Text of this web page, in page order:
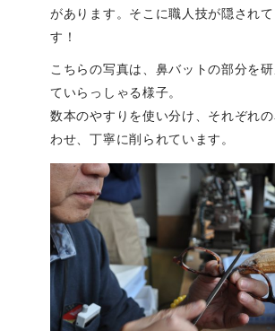
があります。そこに職人技が隠され
す！
こちらの写真は、鼻バットの部分を
ていらっしゃる様子。
数本のやすりを使い分け、それぞれ
わせ、丁寧に削られています。